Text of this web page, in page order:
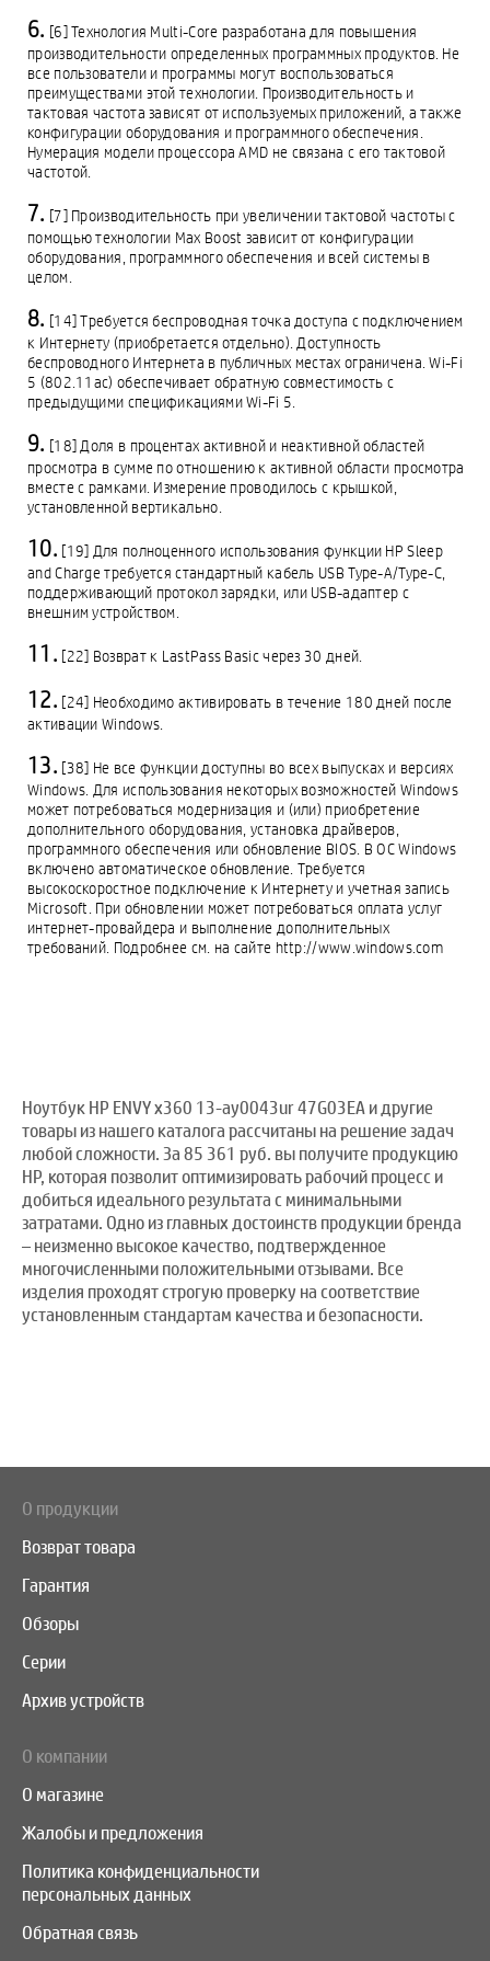
[6] Технология Multi-Core разработана для повышения
производительности определенных программных продуктов. Не
все пользователи и программы могут воспользоваться
преимуществами этой технологии. Производительность и
тактовая частота зависят от используемых приложений, а также
конфигурации оборудования и программного обеспечения.
Нумерация модели процессора AMD не связана с его тактовой
частотой.
[7] Производительность при увеличении тактовой частоты с
помощью технологии Max Boost зависит от конфигурации
оборудования, программного обеспечения и всей системы в
целом.
[14] Требуется беспроводная точка доступа с подключением
к Интернету (приобретается отдельно). Доступность
беспроводного Интернета в публичных местах ограничена. Wi-Fi
5 (802.11ac) обеспечивает обратную совместимость с
предыдущими спецификациями Wi-Fi 5.
[18] Доля в процентах активной и неактивной областей
просмотра в сумме по отношению к активной области просмотра
вместе с рамками. Измерение проводилось с крышкой,
установленной вертикально.
[19] Для полноценного использования функции HP Sleep
and Charge требуется стандартный кабель USB Type-A/Type-C,
поддерживающий протокол зарядки, или USB-адаптер с
внешним устройством.
[22] Возврат к LastPass Basic через 30 дней.
[24] Необходимо активировать в течение 180 дней после
активации Windows.
[38] Не все функции доступны во всех выпусках и версиях
Windows. Для использования некоторых возможностей Windows
может потребоваться модернизация и (или) приобретение
дополнительного оборудования, установка драйверов,
программного обеспечения или обновление BIOS. В ОС Windows
включено автоматическое обновление. Требуется
высокоскоростное подключение к Интернету и учетная запись
Microsoft. При обновлении может потребоваться оплата услуг
интернет-провайдера и выполнение дополнительных
требований. Подробнее см. на сайте http://www.windows.com
Ноутбук HP ENVY x360 13-ay0043ur 47G03EA и другие
товары из нашего каталога рассчитаны на решение задач
любой сложности. За 85 361 руб. вы получите продукцию
HP, которая позволит оптимизировать рабочий процесс и
добиться идеального результата с минимальными
затратами. Одно из главных достоинств продукции бренда
– неизменно высокое качество, подтвержденное
многочисленными положительными отзывами. Все
изделия проходят строгую проверку на соответствие
установленным стандартам качества и безопасности.
О продукции
Возврат товара
Гарантия
Обзоры
Серии
Архив устройств
О компании
О магазине
Жалобы и предложения
Политика конфиденциальности
персональных данных
Обратная связь